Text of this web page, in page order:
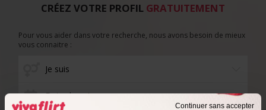
Continuer sans accepter
CRÉEZ VOTRE PROFIL GRATUITEMENT
Pour vous aider dans votre recherche, nous avons besoin de mieux
vous connaitre :
Date de naissance